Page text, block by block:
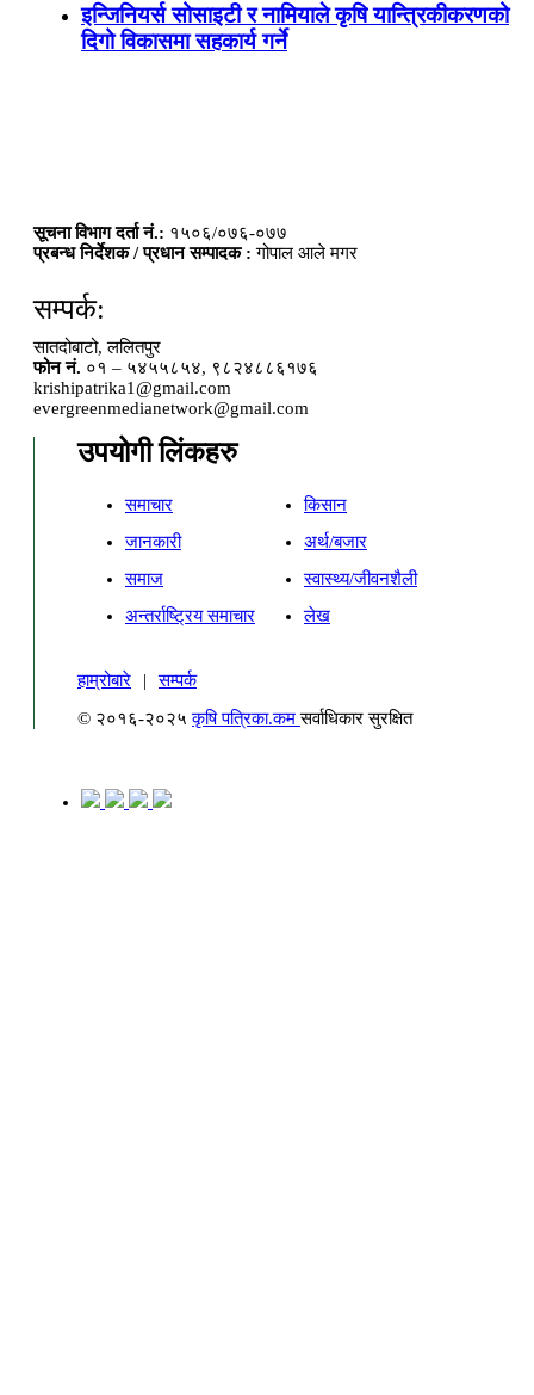
इन्जिनियर्स सोसाइटी र नामियाले कृषि यान्त्रिकीकरणको
दिगो विकासमा सहकार्य गर्ने
सूचना विभाग दर्ता नं.: १५०६/०७६-०७७
प्रबन्ध निर्देशक / प्रधान सम्पादक : गोपाल आले मगर
सम्पर्क:
सातदोबाटो, ललितपुर
फोन नं. ०१ – ५४५५८५४, ९८२४८८६१७६
krishipatrika1@gmail.com
evergreenmedianetwork@gmail.com
उपयोगी लिंकहरु
समाचार
किसान
जानकारी
अर्थ/बजार
समाज
स्वास्थ्य/जीवनशैली
अन्तर्राष्ट्रिय समाचार
लेख
हाम्रोबारे |
सम्पर्क
© २०१६-२०२५कृषि पत्रिका.कमसर्वाधिकार सुरक्षित